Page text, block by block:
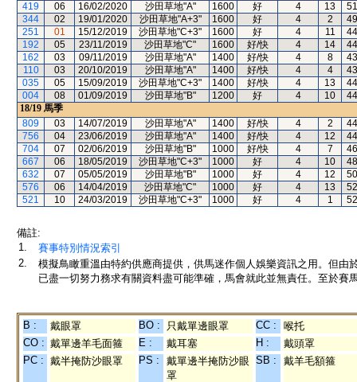
419
06 16/02/2020 沙田草地"A" 1600 好 4 13
51
344
02 19/01/2020 沙田草地"A+3" 1600 好 4 2
49
251
01 15/12/2019 沙田草地"C+3" 1600 好 4 11
44
192
05 23/11/2019 沙田草地"C" 1600 好/快 4 14
44
162
03 09/11/2019 沙田草地"A" 1400 好/快 4 8
43
110
03 20/10/2019 沙田草地"A" 1400 好/快 4 4
43
035
05 15/09/2019 沙田草地"C+3" 1400 好/快 4 13
44
004
08 01/09/2019 沙田草地"B" 1200 好 4 10
44
18/19 馬季
809
03 14/07/2019 沙田草地"A" 1400 好/快 4 2
44
756
04 23/06/2019 沙田草地"A" 1400 好/快 4 12
44
704
07 02/06/2019 沙田草地"B" 1000 好/快 4 7
46
667
06 18/05/2019 沙田草地"C+3" 1000 好 4 10
48
632
07 05/05/2019 沙田草地"B" 1000 好 4 12
50
576
06 14/04/2019 沙田草地"C" 1000 好 4 13
52
521
10 24/03/2019 沙田草地"C+3" 1000 好 4 1 52
備註:
1.
賽事特別情況索引
2.
模擬鳥瞰重溫由特約供應商提供，供馬迷作個人娛樂資訊之用。但
已盡一切努力務求有關資料盡可能準確，馬會就此並無責任。至於賽
B : 戴眼罩 BO : 只戴單邊眼罩 CC :
喉托
CO : 戴單邊羊毛面箍 E : 戴耳塞 H :
戴頭罩
PC : 戴半掩防沙眼罩 PS :
戴單邊半掩防沙眼
罩
SB : 戴羊毛額箍